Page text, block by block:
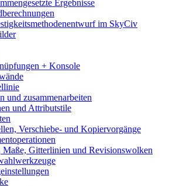
Ergebnisse
im SkyCiv
+ Konsole
und zusammenarbeiten
und Attributstile
Verschiebe- und Kopiervorgänge
Maße, Gitterlinien und Revisionswolken